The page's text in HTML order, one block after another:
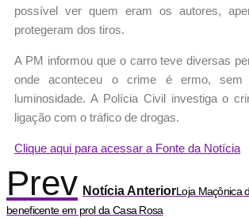
possível ver quem eram os autores,
protegeram dos tiros.
A PM informou que o carro teve diversas
onde aconteceu o crime é ermo, sem
luminosidade. A Polícia Civil investiga o
ligação com o tráfico de drogas.
Clique aqui para acessar a Fonte da Notícia
Prev Notícia AnteriorLoja Maçônica
beneficente em prol da Casa Rosa